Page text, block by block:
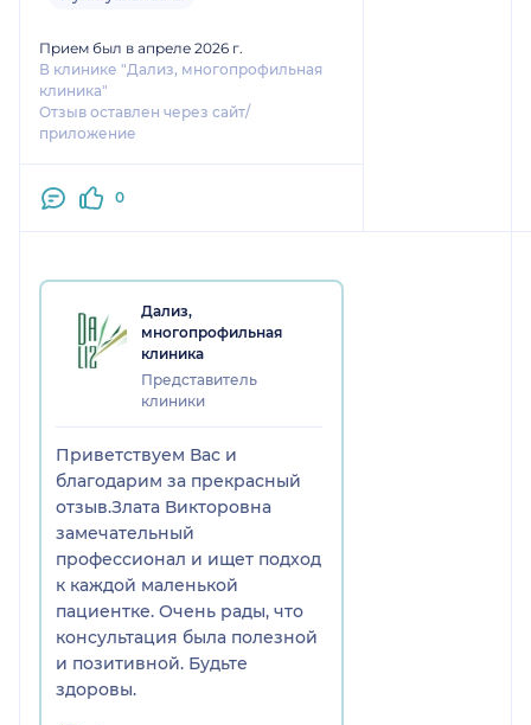
Злата Викторовна не просто
тактичный, доброжелательный
человек. Всё объяснила, все
рассказала, дала советы с
хитринкой, как ребёнку снова
туалет. Все тихо, спокойно,
быстро. Без воды и лишней
Бог конечно или вопросы-на
прием только к ней!!!
Рекомендую, советую от души!
Прием был в апреле 2026 г.
В клинике "Дализ, многопрофильная
клиника"
Отзыв оставлен через сайт/
приложение
0
Дализ,
многопрофильная
клиника
Представитель
клиники
Приветствуем Вас и
благодарим за прекрасный
отзыв.Злата Викторовна
замечательный
профессионал и ищет подход
к каждой маленькой
пациентке. Очень рады, что
консультация была полезной
и позитивной. Будьте
здоровы.